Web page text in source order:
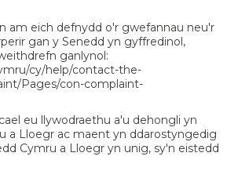
am eich defnydd o'r gwefannau neu'r
gan y Senedd yn gyffredinol,
ganlynol:
cy/help/contact-the-
Pages/con-complaint-
eu llywodraethu a'u dehongli yn
a Lloegr ac maent yn ddarostyngedig
Cymru a Lloegr yn unig, sy'n eistedd